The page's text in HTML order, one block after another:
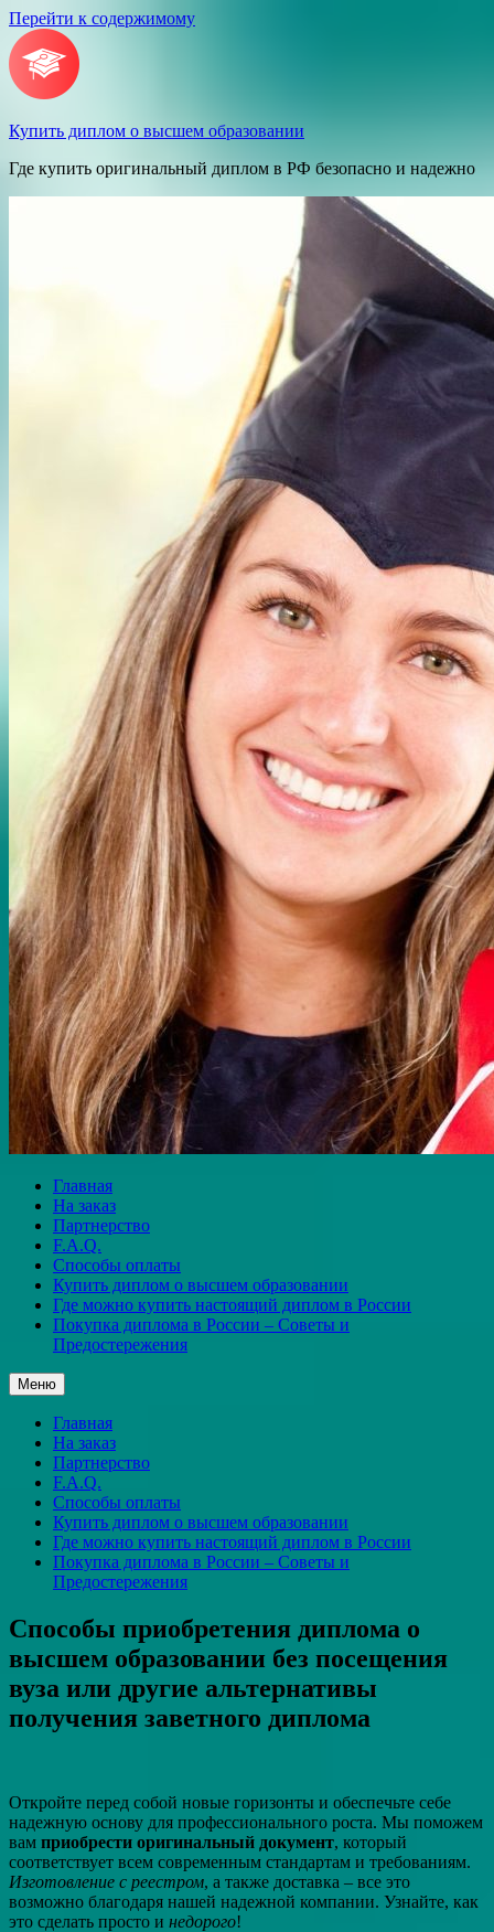
Перейти к содержимому
Купить диплом о высшем образовании
Где купить оригинальный диплом в РФ безопасно и надежно
Главная
На заказ
Партнерство
F.A.Q.
Способы оплаты
Купить диплом о высшем образовании
Где можно купить настоящий диплом в России
Покупка диплома в России – Советы и
Предостережения
Меню
Главная
На заказ
Партнерство
F.A.Q.
Способы оплаты
Купить диплом о высшем образовании
Где можно купить настоящий диплом в России
Покупка диплома в России – Советы и
Предостережения
Способы приобретения диплома о
высшем образовании без посещения
вуза или другие альтернативы
получения заветного диплома
Откройте перед собой новые горизонты и обеспечьте себе
надежную основу для профессионального роста. Мы поможем
вам приобрести оригинальный документ, который
соответствует всем современным стандартам и требованиям.
Изготовление с реестром, а также доставка – все это
возможно благодаря нашей надежной компании. Узнайте, как
это сделать просто и недорого!